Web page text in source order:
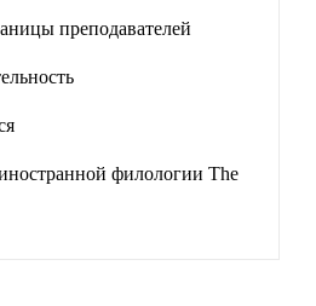
преподавателей
филологии The